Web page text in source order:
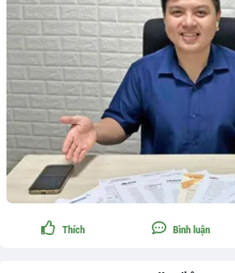
Thích Bình luận